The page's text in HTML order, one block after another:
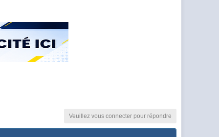
Veuillez vous connecter pour répondre